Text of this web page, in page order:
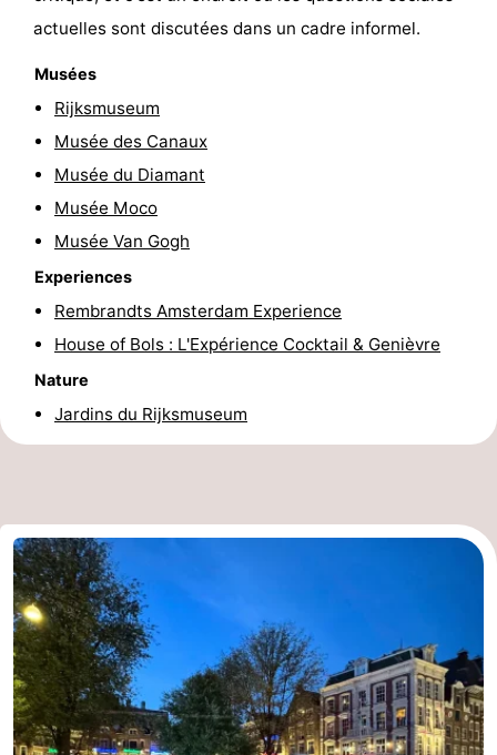
actuelles sont discutées dans un cadre informel.
Musées
Rijksmuseum
Musée des Canaux
Musée du Diamant
Musée Moco
Musée Van Gogh
Experiences
Rembrandts Amsterdam Experience
House of Bols : L'Expérience Cocktail & Genièvre
Nature
Jardins du Rijksmuseum